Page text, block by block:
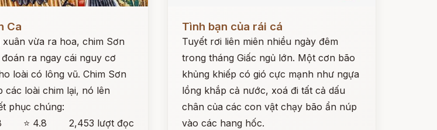
Ca
xuân vừa ra hoa, chim Sơn
ra ngay cái nguy cơ
loài có lông vũ. Chim Sơn
các loài chim lại, nó lên
phục chúng:
⭐ 4.8
2,453 lượt đọc
Tình bạn của rái cá
Tuyết rơi liên miên nhiều ngày đêm
trong tháng Giấc ngủ lớn. Một cơn bão
khủng khiếp có gió cực mạnh như ngựa
lồng khắp cả nước, xoá đi tất cả dấu
chân của các con vật chạy bão ẩn núp
vào các hang hốc.